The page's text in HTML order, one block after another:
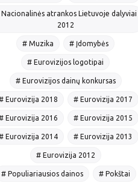
atrankos Lietuvoje dalyviai
2012
# Muzika # Įdomybės
# Eurovizijos logotipai
# Eurovizijos dainų konkursas
Eurovizija 2018 # Eurovizija 2017
Eurovizija 2016 # Eurovizija 2015
Eurovizija 2014 # Eurovizija 2013
# Eurovizija 2012
# Populiariausios dainos # Pokštai